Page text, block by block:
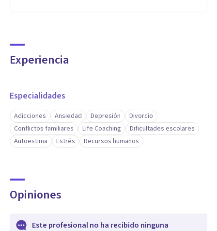
Experiencia
Especialidades
Adicciones Ansiedad Depresión
Divorcio
Conflictos familiares
Life Coaching
Dificultades escolares
Autoestima
Estrés Recursos humanos
Opiniones
Este profesional no ha recibido ninguna